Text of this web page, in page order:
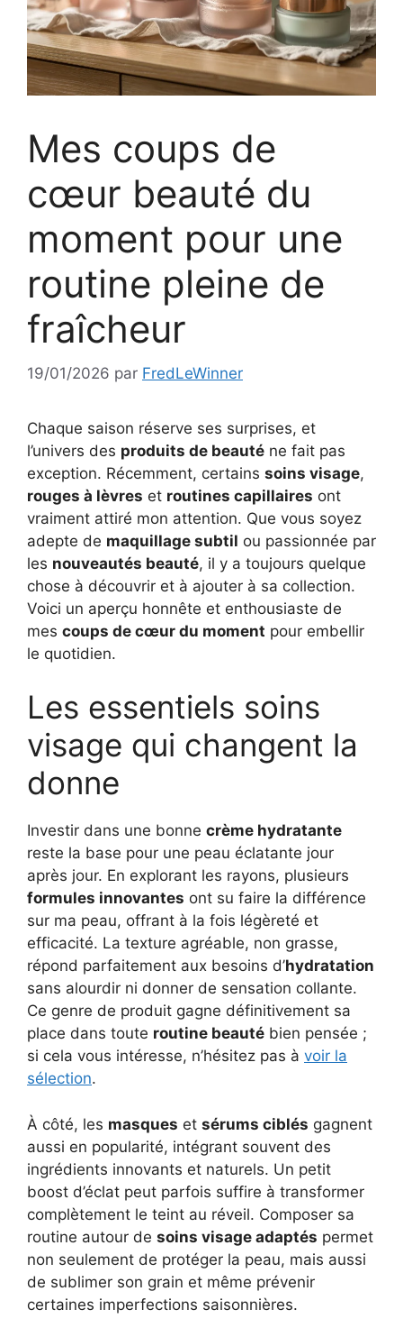
Mes coups de
cœur beauté du
moment pour une
routine pleine de
fraîcheur
19/01/2026 par FredLeWinner
Chaque saison réserve ses surprises, et
l’univers des produits de beauté ne fait pas
exception. Récemment, certains soins visage,
rouges à lèvres et routines capillaires ont
vraiment attiré mon attention. Que vous soyez
adepte de maquillage subtil ou passionnée par
les nouveautés beauté, il y a toujours quelque
chose à découvrir et à ajouter à sa collection.
Voici un aperçu honnête et enthousiaste de
mes coups de cœur du moment pour embellir
le quotidien.
Les essentiels soins
visage qui changent la
donne
Investir dans une bonne crème hydratante
reste la base pour une peau éclatante jour
après jour. En explorant les rayons, plusieurs
formules innovantes ont su faire la différence
sur ma peau, offrant à la fois légèreté et
efficacité. La texture agréable, non grasse,
répond parfaitement aux besoins d’hydratation
sans alourdir ni donner de sensation collante.
Ce genre de produit gagne définitivement sa
place dans toute routine beauté bien pensée ;
si cela vous intéresse, n’hésitez pas à voir la
sélection.
À côté, les masques et sérums ciblés gagnent
aussi en popularité, intégrant souvent des
ingrédients innovants et naturels. Un petit
boost d’éclat peut parfois suffire à transformer
complètement le teint au réveil. Composer sa
routine autour de soins visage adaptés permet
non seulement de protéger la peau, mais aussi
de sublimer son grain et même prévenir
certaines imperfections saisonnières.